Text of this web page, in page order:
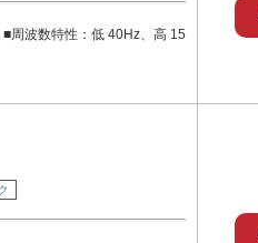
周波数特性：低 40Hz、高 15